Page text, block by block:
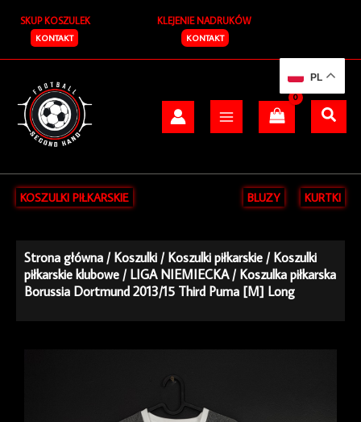
treści
SKUP KOSZULEK
KONTAKT
KLEJENIE NADRUKÓW
KONTAKT
KOSZULKI PIŁKARSKIE BLUZY KURTKI
Strona główna /Koszulki /Koszulki piłkarskie /Koszulki
piłkarskie klubowe /LIGA NIEMIECKA/ Koszulka piłkarska
Borussia Dortmund 2013/15 Third Puma [M] Long
PL